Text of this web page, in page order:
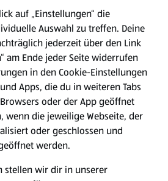
auf „Einstellungen“ die
Auswahl zu treffen. Deine
jederzeit über den Link
am Ende jeder Seite widerrufen
in den Cookie-Einstellungen
Apps, die du in weiteren Tabs
oder der App geöffnet
wenn die jeweilige Webseite, der
oder geschlossen und
werden.
stellen wir dir in unserer